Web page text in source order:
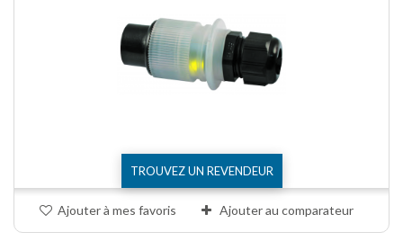
TROUVEZ UN REVENDEUR
Ajouter à mes favoris Ajouter au comparateur